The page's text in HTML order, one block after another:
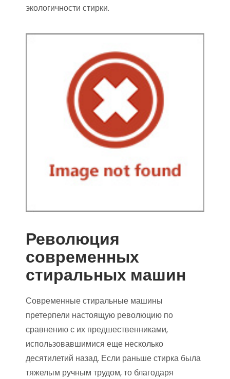
экологичности стирки.
Революция
современных
стиральных машин
Современные стиральные машины
претерпели настоящую революцию по
сравнению с их предшественниками,
использовавшимися еще несколько
десятилетий назад. Если раньше стирка была
тяжелым ручным трудом, то благодаря